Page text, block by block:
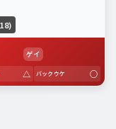
ゲイ
△ バックウケ ○